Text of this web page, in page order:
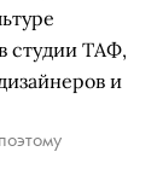
студии ТАФ,
и